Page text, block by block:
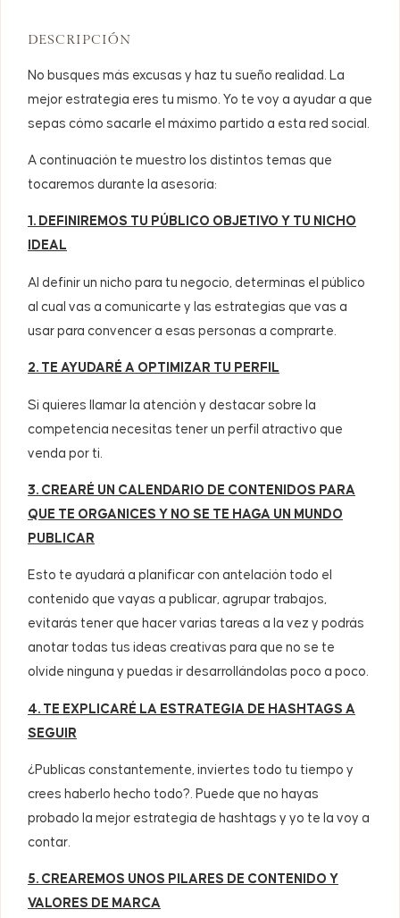
DESCRIPCIÓN
No busques más excusas y haz tu sueño realidad. La
mejor estrategia eres tu mismo. Yo te voy a ayudar a que
sepas cómo sacarle el máximo partido a esta red social.
A continuación te muestro los distintos temas que
tocaremos durante la asesoría:
1. DEFINIREMOS TU PÚBLICO OBJETIVO Y TU NICHO
IDEAL
Al definir un nicho para tu negocio, determinas el público
al cual vas a comunicarte y las estrategias que vas a
usar para convencer a esas personas a comprarte.
2. TE AYUDARÉ A OPTIMIZAR TU PERFIL
Si quieres llamar la atención y destacar sobre la
competencia necesitas tener un perfil atractivo que
venda por ti.
3. CREARÉ UN CALENDARIO DE CONTENIDOS PARA
QUE TE ORGANICES Y NO SE TE HAGA UN MUNDO
PUBLICAR
Esto te ayudará a planificar con antelación todo el
contenido que vayas a publicar, agrupar trabajos,
evitarás tener que hacer varias tareas a la vez y podrás
anotar todas tus ideas creativas para que no se te
olvide ninguna y puedas ir desarrollándolas poco a poco.
4. TE EXPLICARÉ LA ESTRATEGIA DE HASHTAGS A
SEGUIR
¿Publicas constantemente, inviertes todo tu tiempo y
crees haberlo hecho todo?. Puede que no hayas
probado la mejor estrategia de hashtags y yo te la voy a
contar.
5. CREAREMOS UNOS PILARES DE CONTENIDO Y
VALORES DE MARCA